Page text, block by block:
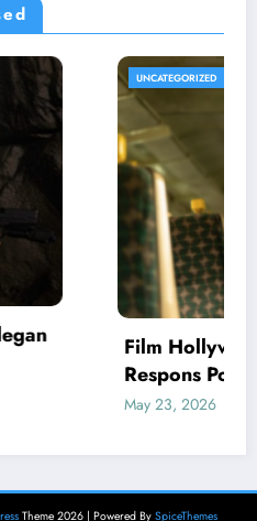
2026 Dapat